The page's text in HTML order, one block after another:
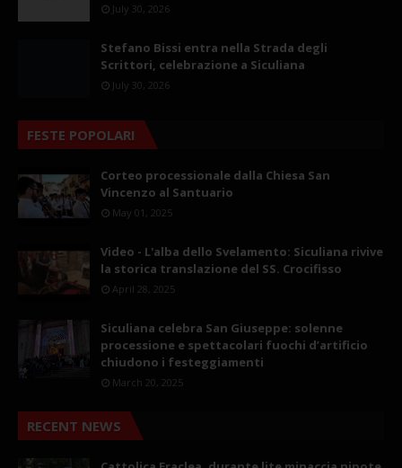
July 30, 2026
Stefano Bissi entra nella Strada degli
Scrittori, celebrazione a Siculiana
July 30, 2026
FESTE POPOLARI
Corteo processionale dalla Chiesa San
Vincenzo al Santuario
May 01, 2025
Video - L'alba dello Svelamento: Siculiana rivive
la storica translazione del SS. Crocifisso
April 28, 2025
Siculiana celebra San Giuseppe: solenne
processione e spettacolari fuochi d’artificio
chiudono i festeggiamenti
March 20, 2025
RECENT NEWS